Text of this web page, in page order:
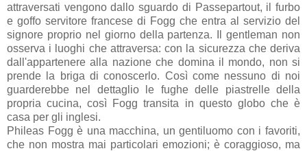
attraversati vengono dallo sguardo di Passepartout, il furbo
e goffo servitore francese di Fogg che entra al servizio del
signore proprio nel giorno della partenza. Il gentleman non
osserva i luoghi che attraversa: con la sicurezza che deriva
dall'appartenere alla nazione che domina il mondo, non si
prende la briga di conoscerlo. Così come nessuno di noi
guarderebbe nel dettaglio le fughe delle piastrelle della
propria cucina, così Fogg transita in questo globo che è
casa per gli inglesi.
Phileas Fogg è una macchina, un gentiluomo con i favoriti,
che non mostra mai particolari emozioni; è coraggioso, ma